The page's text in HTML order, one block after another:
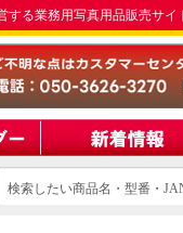
る業務用写真用品販売サイ
検索したい商品名・型番・